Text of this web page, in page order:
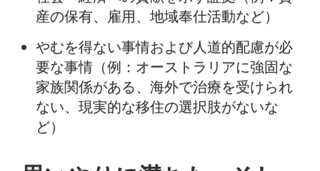
産の保有、雇用、地域奉仕活動など）
やむを得ない事情および人道的配慮が必
要な事情（例：オーストラリアに強固な
家族関係がある、海外で治療を受けられ
ない、現実的な移住の選択肢がないな
ど）